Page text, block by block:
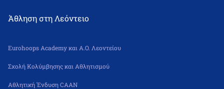
Άθληση στη Λεόντειο
Eurohoops Academy και Α.Ο. Λεοντείου
Σχολή Κολύμβησης και Αθλητισμού
Αθλητική Ένδυση CAAN